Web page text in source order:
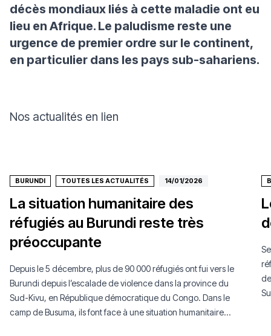
décès mondiaux liés à cette maladie ont eu
lieu en Afrique. Le paludisme reste une
urgence de premier ordre sur le continent,
en particulier dans les pays sub-sahariens.
Nos actualités en lien
BURUNDI TOUTES LES ACTUALITÉS 14/01/2026
La situation humanitaire des
réfugiés au Burundi reste très
préoccupante
Depuis le 5 décembre, plus de 90 000 réfugiés ont fui vers le
Burundi depuis l’escalade de violence dans la province du
Sud-Kivu, en République démocratique du Congo. Dans le
camp de Busuma, ils font face à une situation humanitaire